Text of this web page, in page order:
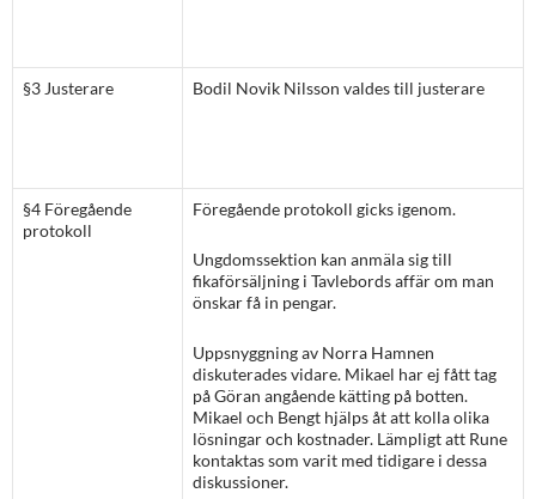
§3 Justerare Bodil Novik Nilsson valdes till justerare
§4 Föregående
protokoll
Föregående protokoll gicks igenom.
Ungdomssektion kan anmäla sig till
fikaförsäljning i Tavlebords affär om man
önskar få in pengar.
Uppsnyggning av Norra Hamnen
diskuterades vidare. Mikael har ej fått tag
på Göran angående kätting på botten.
Mikael och Bengt hjälps åt att kolla olika
lösningar och kostnader. Lämpligt att Rune
kontaktas som varit med tidigare i dessa
diskussioner.